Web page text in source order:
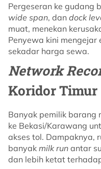
Pergeseran ke gudang
wide span, dan dock
muat, menekan
Penyewa kini mengejar
sekadar harga sewa.
Network
Koridor Timur
Banyak pemilik barang
ke Bekasi/Karawang
akses tol. Dampaknya,
banyak milk run antar
dan lebih ketat